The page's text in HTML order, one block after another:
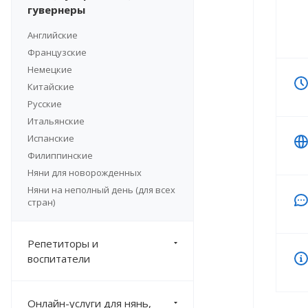
гувернеры
Английские
Французские
Немецкие
Китайские
Русские
Итальянские
Испанские
Филиппинские
Няни для новорожденных
Няни на неполный день (для всех
стран)
Репетиторы и
воспитатели
Онлайн-услуги для нянь,